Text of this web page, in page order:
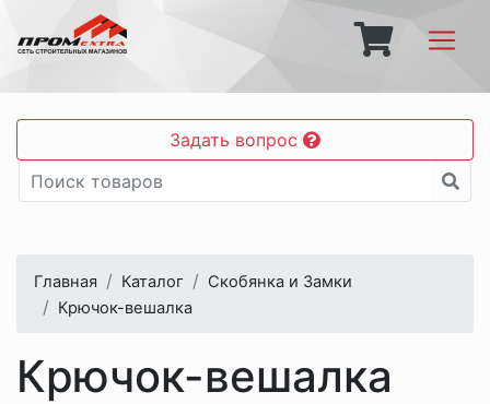
Задать вопрос
Главная Каталог
Скобянка и Замки
Крючок-вешалка
Крючок-вешалка